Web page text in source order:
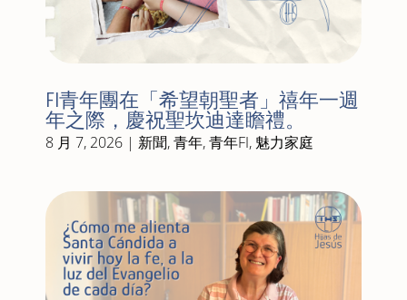
FI青年團在「希望朝聖者」禧年一週
年之際，慶祝聖坎迪達瞻禮。
8 月 7, 2026| 新聞,青年,青年FI, 魅力家庭